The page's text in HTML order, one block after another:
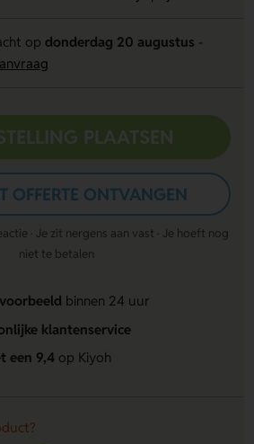
op donderdag 20 augustus
PLAATSEN
OFFERTE ONTVANGEN
· Je zit nergens aan vast · Je hoeft nog
niet te betalen
binnen 24 uur
klantenservice
een 9,4op Kiyoh